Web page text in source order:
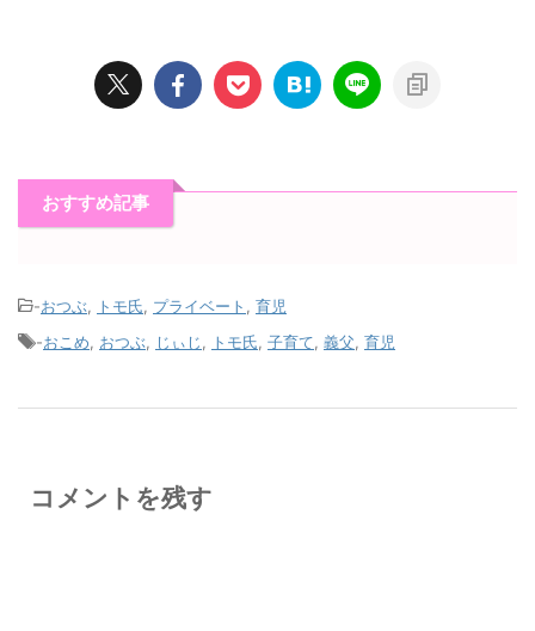
おすすめ記事
-おつぶ トモ氏 プライベート
育児
-おこめ おつぶ じぃじ トモ氏 子育て 義父 育児
コメントを残す